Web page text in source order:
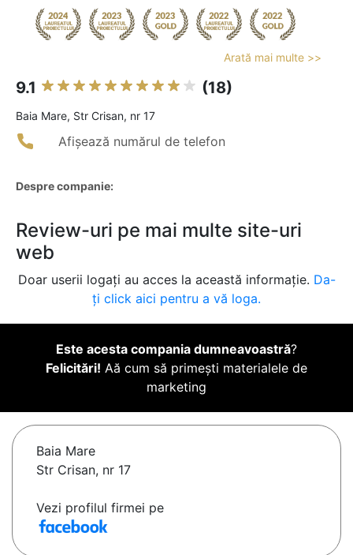
Arată mai multe >>
9.1 (18)
Baia Mare, Str Crisan, nr 17
Afișează numărul de telefon
Despre companie:
Review-uri pe mai multe site-uri
web
Doar userii logați au acces la această informație. Da-
ți click aici pentru a vă loga.
Este acesta compania dumneavoastră?
Felicitări! Aă cum să primești materialele de
marketing
Baia Mare
Str Crisan, nr 17
Vezi profilul firmei pe